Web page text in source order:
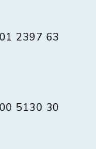
2397 63
5130 30